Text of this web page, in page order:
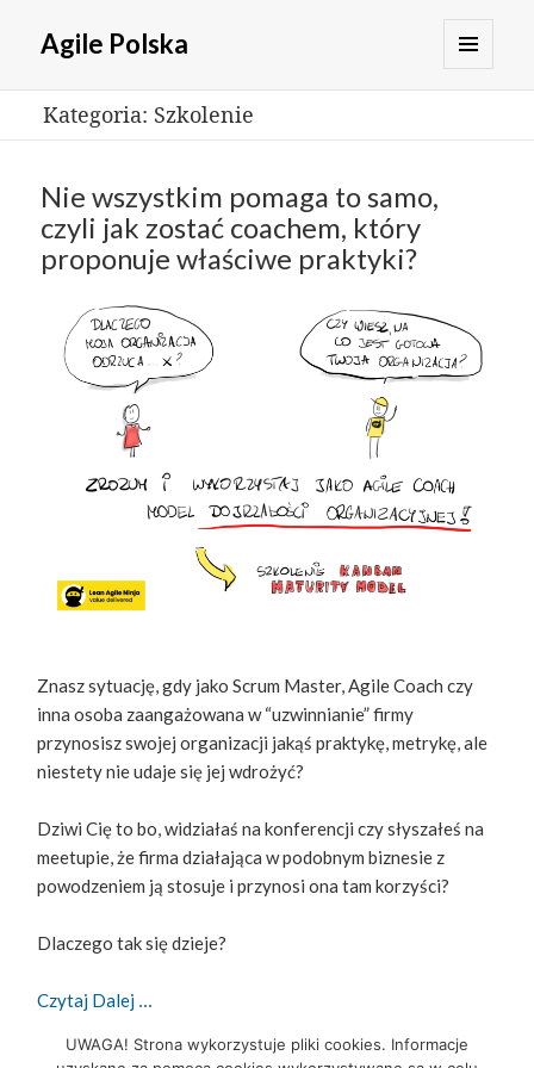
Agile Polska
Kategoria: Szkolenie
Nie wszystkim pomaga to samo,
czyli jak zostać coachem, który
proponuje właściwe praktyki?
Znasz sytuację, gdy jako Scrum Master, Agile Coach czy
inna osoba zaangażowana w “uzwinnianie” firmy
przynosisz swojej organizacji jakąś praktykę, metrykę, ale
niestety nie udaje się jej wdrożyć?
Dziwi Cię to bo, widziałaś na konferencji czy słyszałeś na
meetupie, że firma działająca w podobnym biznesie z
powodzeniem ją stosuje i przynosi ona tam korzyści?
Dlaczego tak się dzieje?
Czytaj Dalej
UWAGA! Strona wykorzystuje pliki cookies. Informacje